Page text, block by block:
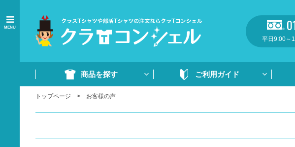
平日9:00～
商品を探す ご利用ガイド
トップページ お客様の声
MENU